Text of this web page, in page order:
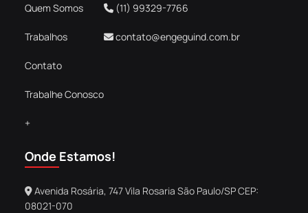
k
a
Quem Somos
Trabalhos
Contato
Trabalhe Conosco
+
(11) 99329-7766
contato@engeguind.com.br
Onde Estamos!
Avenida Rosária, 747 Vila Rosaria São Paulo/SP CEP:
08021-070